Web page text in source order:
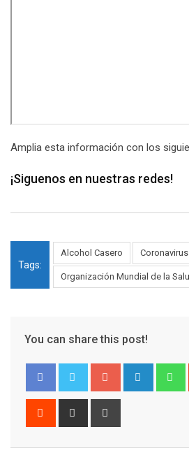
Amplia esta información con los
¡Siguenos en nuestras redes!
Tags:
Alcohol Casero Coronavirus
Organización Mundial de la
You can share this post!
Google+ LinkedIn
Reddit
Share